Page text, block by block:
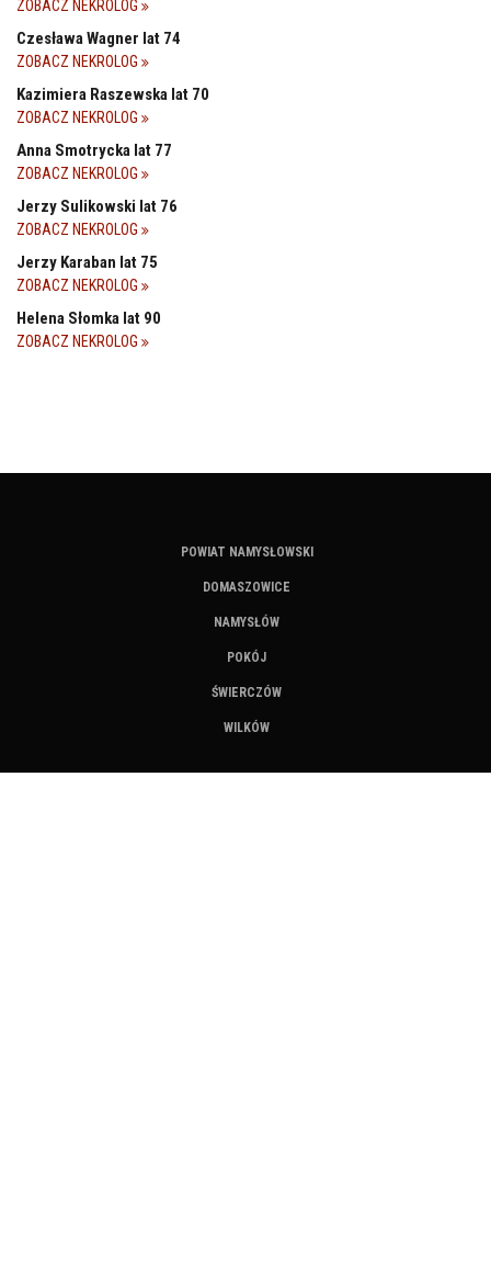
ZOBACZ NEKROLOG
Czesława Wagner lat 74
ZOBACZ NEKROLOG
Kazimiera Raszewska lat 70
ZOBACZ NEKROLOG
Anna Smotrycka lat 77
ZOBACZ NEKROLOG
Jerzy Sulikowski lat 76
ZOBACZ NEKROLOG
Jerzy Karaban lat 75
ZOBACZ NEKROLOG
Helena Słomka lat 90
ZOBACZ NEKROLOG
POWIAT NAMYSŁOWSKI
DOMASZOWICE
NAMYSŁÓW
POKÓJ
ŚWIERCZÓW
WILKÓW